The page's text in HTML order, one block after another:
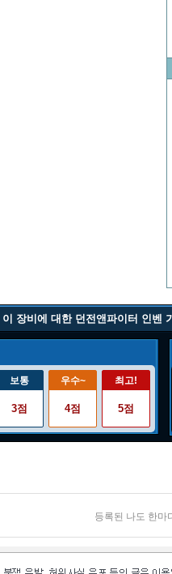
이 장비에 대한 던전앤파이터 인벤
보통
3점
우수~
4점
최고!
5점
등록된 나도 한마